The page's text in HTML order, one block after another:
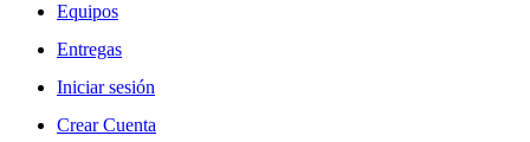
Equipos
Entregas
Iniciar sesión
Crear Cuenta